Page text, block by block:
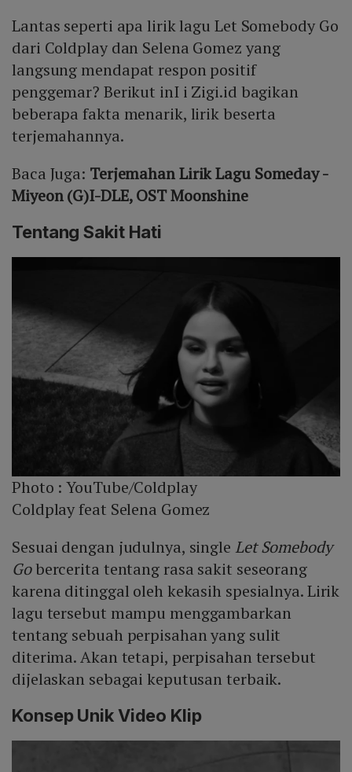
Lantas seperti apa lirik lagu Let Somebody Go
dari Coldplay dan Selena Gomez yang
langsung mendapat respon positif
penggemar? Berikut inI i Zigi.id bagikan
beberapa fakta menarik, lirik beserta
terjemahannya.
Baca Juga: Terjemahan Lirik Lagu Someday -
Miyeon (G)I-DLE, OST Moonshine
Tentang Sakit Hati
Photo :YouTube/Coldplay
Coldplay feat Selena Gomez
Sesuai dengan judulnya, single Let Somebody
Gobercerita tentang rasa sakit seseorang
karena ditinggal oleh kekasih spesialnya. Lirik
lagu tersebut mampu menggambarkan
tentang sebuah perpisahan yang sulit
diterima. Akan tetapi, perpisahan tersebut
dijelaskan sebagai keputusan terbaik.
Konsep Unik Video Klip